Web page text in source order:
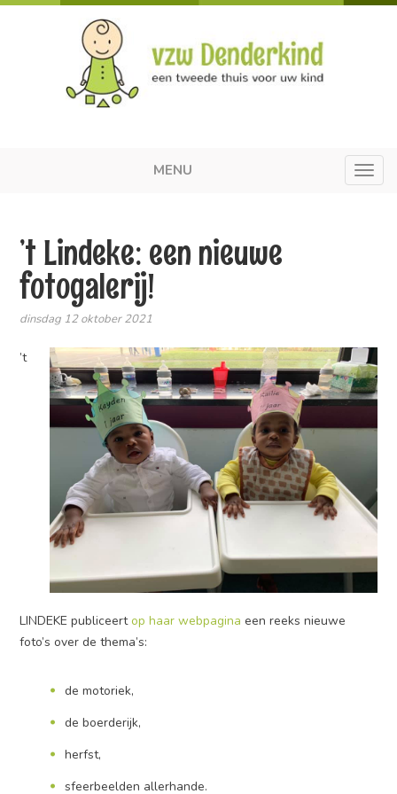
MENU
’t Lindeke: een nieuwe
fotogalerij!
dinsdag 12 oktober 2021
’t
LINDEKE publiceertop haar webpagina een reeks nieuwe
foto’s over de thema’s:
de motoriek,
de boerderijk,
herfst,
sfeerbeelden allerhande.